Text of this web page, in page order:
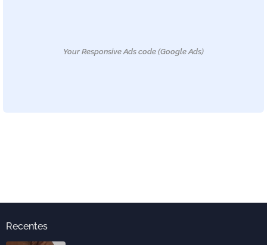
Your Responsive Ads code (Google Ads)
Recentes